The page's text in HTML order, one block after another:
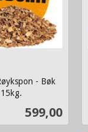
- Bøk
15kg.
Pris
599,00